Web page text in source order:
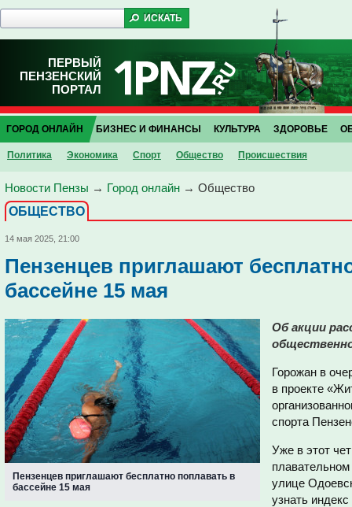
ПЕРВЫЙ
ПЕНЗЕНСКИЙ
ПОРТАЛ
ГОРОД ОНЛАЙН
Политика Экономика Спорт Общество Проиcшествия
БИЗНЕС И ФИНАНСЫ КУЛЬТУРА ЗДОРОВЬЕ
Новости Пензы → Город онлайн → Общество
ОБЩЕСТВО
14 мая 2025, 21:00
Пензенцев приглашают
бассейне 15 мая
Пензенцев приглашают бесплатно поплавать в
бассейне 15 мая
Об акции
Горожан в
в проекте
спорта
Уже в этот
улице
узнать